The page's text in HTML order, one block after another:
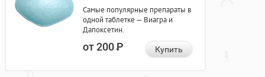
Самые популярные препараты в
одной таблетке — Виагра и
Дапоксетин.
от 200Р Купить